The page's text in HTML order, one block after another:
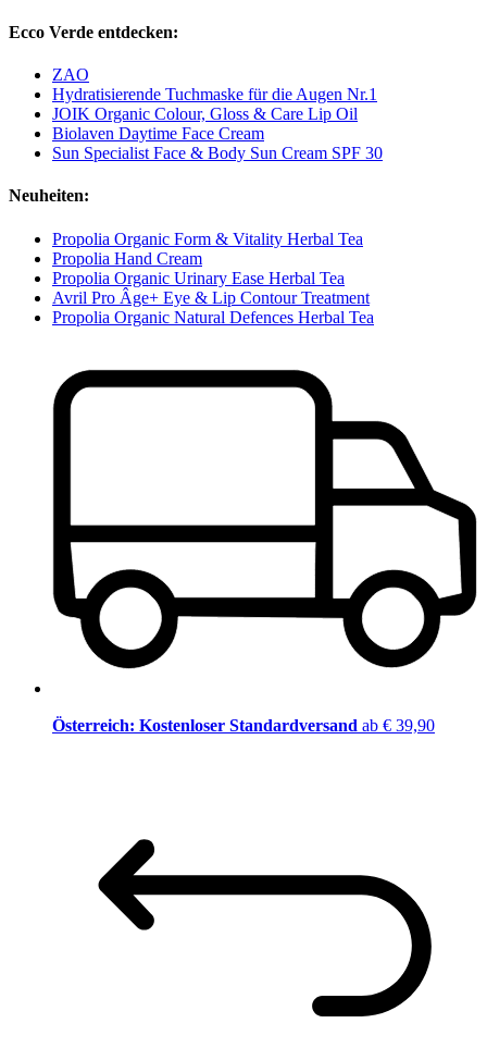
Ecco Verde entdecken:
ZAO
Hydratisierende Tuchmaske für die Augen Nr.1
JOIK Organic Colour, Gloss & Care Lip Oil
Biolaven Daytime Face Cream
Sun Specialist Face & Body Sun Cream SPF 30
Neuheiten:
Propolia Organic Form & Vitality Herbal Tea
Propolia Hand Cream
Propolia Organic Urinary Ease Herbal Tea
Avril Pro Âge+ Eye & Lip Contour Treatment
Propolia Organic Natural Defences Herbal Tea
Österreich: Kostenloser Standardversand ab € 39,90